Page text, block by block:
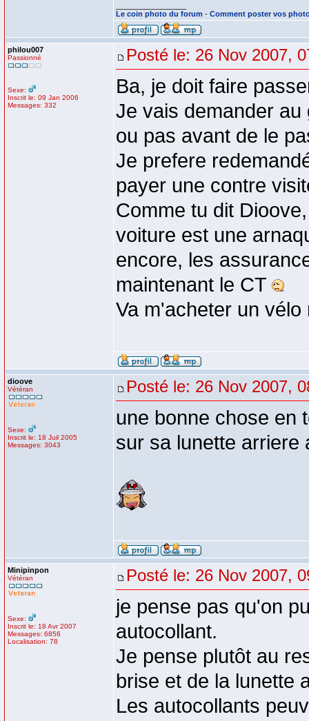
Le coin photo du forum - Comment poster vos
philou007
Passionné
Sexe:
Inscrit le: 09 Jan 2006
Messages: 332
Posté le: 26 Nov 2007,
Ba, je doit faire
Je vais demander
ou pas avant de le
Je prefere
payer une contre
Comme tu dit
voiture est une
encore, les
maintenant le CT
Va m'acheter un
dioove
Vétéran
Sexe:
Inscrit le: 18 Juil 2005
Messages: 3043
Posté le: 26 Nov 2007,
une bonne chose en
sur sa lunette arriere
Minipinpon
Vétéran
Sexe:
Inscrit le: 18 Avr 2007
Messages: 6856
Localisation: 78
Posté le: 26 Nov 2007,
je pense pas qu'on
autocollant.
Je pense plutôt au
brise et de la lunette
Les autocollants